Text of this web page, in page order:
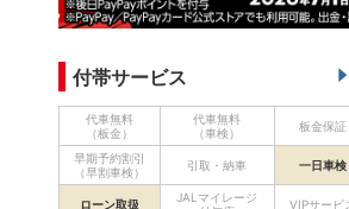
付帯サービス
代車無料
（板金）
代車無料
（車検）
板金保証
早期予約割引
（早割車検）
引取・納車 一日車検
ローン取扱
JALマイレージ
VIPサービ